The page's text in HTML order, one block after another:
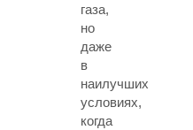
газа,
но
даже
в
наилучших
условиях,
когда